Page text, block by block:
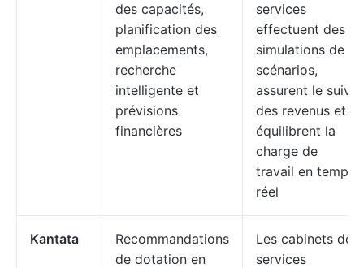
des capacités,
planification des
emplacements,
recherche
intelligente et
prévisions
financières
services
effectuent des
simulations de
scénarios,
assurent le suivi
des revenus et
équilibrent la
charge de
travail en temps
réel
Kantata
Recommandations
de dotation en
Les cabinets de
services